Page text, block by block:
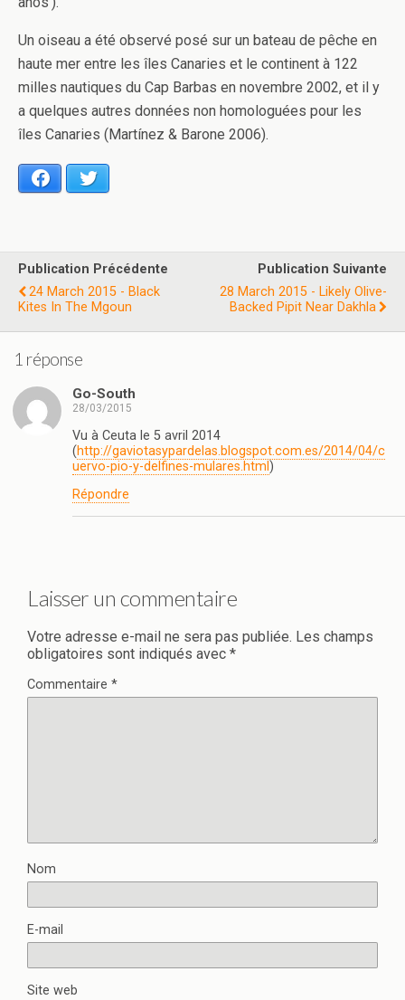
Un oiseau a été observé posé sur un bateau de pêche en
haute mer entre les îles Canaries et le continent à 122
milles nautiques du Cap Barbas en novembre 2002, et il y
a quelques autres données non homologuées pour les
îles Canaries (Martínez & Barone 2006).
Facebook
Publication Précédente
24 March 2015 - Black
Kites In The Mgoun
Publication Suivante
28 March 2015 - Likely Olive-
Backed Pipit Near Dakhla
1 réponse
Go-South
28/03/2015
Vu à Ceuta le 5 avril 2014
(http://gaviotasypardelas.blogspot.com.es/2014/04/c
uervo-pio-y-delfines-mulares.html )
Répondre
Laisser un commentaire
Votre adresse e-mail ne sera pas publiée. Les champs
obligatoires sont indiqués avec *
Commentaire *
Nom
E-mail
Site web